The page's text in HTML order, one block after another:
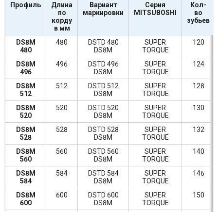
Профиль
Длина
по
корду
в мм
Вариант
маркировки
Серия
MITSUBOSHI
Кол-
во
зубьев
DS8M
480
480
DSTD 480
DS8M
SUPER
TORQUE
120
DS8M
496
496
DSTD 496
DS8M
SUPER
TORQUE
124
DS8M
512
512
DSTD 512
DS8M
SUPER
TORQUE
128
DS8M
520
520
DSTD 520
DS8M
SUPER
TORQUE
130
DS8M
528
528
DSTD 528
DS8M
SUPER
TORQUE
132
DS8M
560
560
DSTD 560
DS8M
SUPER
TORQUE
140
DS8M
584
584
DSTD 584
DS8M
SUPER
TORQUE
146
DS8M
600
600
DSTD 600
DS8M
SUPER
TORQUE
150